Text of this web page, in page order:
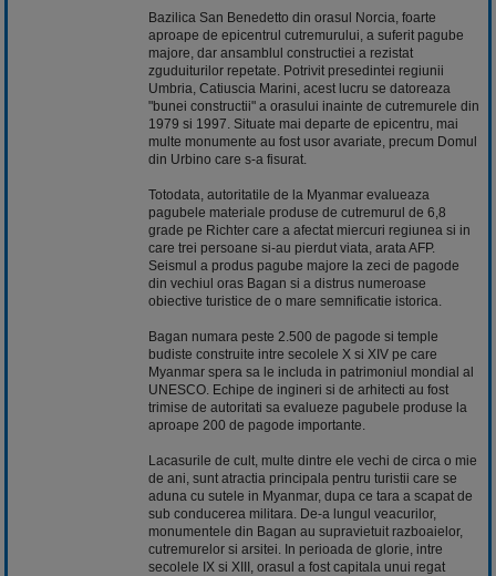
Bazilica San Benedetto din orasul Norcia, foarte
aproape de epicentrul cutremurului, a suferit pagube
majore, dar ansamblul constructiei a rezistat
zguduiturilor repetate. Potrivit presedintei regiunii
Umbria, Catiuscia Marini, acest lucru se datoreaza
"bunei constructii" a orasului inainte de cutremurele din
1979 si 1997. Situate mai departe de epicentru, mai
multe monumente au fost usor avariate, precum Domul
din Urbino care s-a fisurat.
Totodata, autoritatile de la Myanmar evalueaza
pagubele materiale produse de cutremurul de 6,8
grade pe Richter care a afectat miercuri regiunea si in
care trei persoane si-au pierdut viata, arata AFP.
Seismul a produs pagube majore la zeci de pagode
din vechiul oras Bagan si a distrus numeroase
obiective turistice de o mare semnificatie istorica.
Bagan numara peste 2.500 de pagode si temple
budiste construite intre secolele X si XIV pe care
Myanmar spera sa le includa in patrimoniul mondial al
UNESCO. Echipe de ingineri si de arhitecti au fost
trimise de autoritati sa evalueze pagubele produse la
aproape 200 de pagode importante.
Lacasurile de cult, multe dintre ele vechi de circa o mie
de ani, sunt atractia principala pentru turistii care se
aduna cu sutele in Myanmar, dupa ce tara a scapat de
sub conducerea militara. De-a lungul veacurilor,
monumentele din Bagan au supravietuit razboaielor,
cutremurelor si arsitei. In perioada de glorie, intre
secolele IX si XIII, orasul a fost capitala unui regat